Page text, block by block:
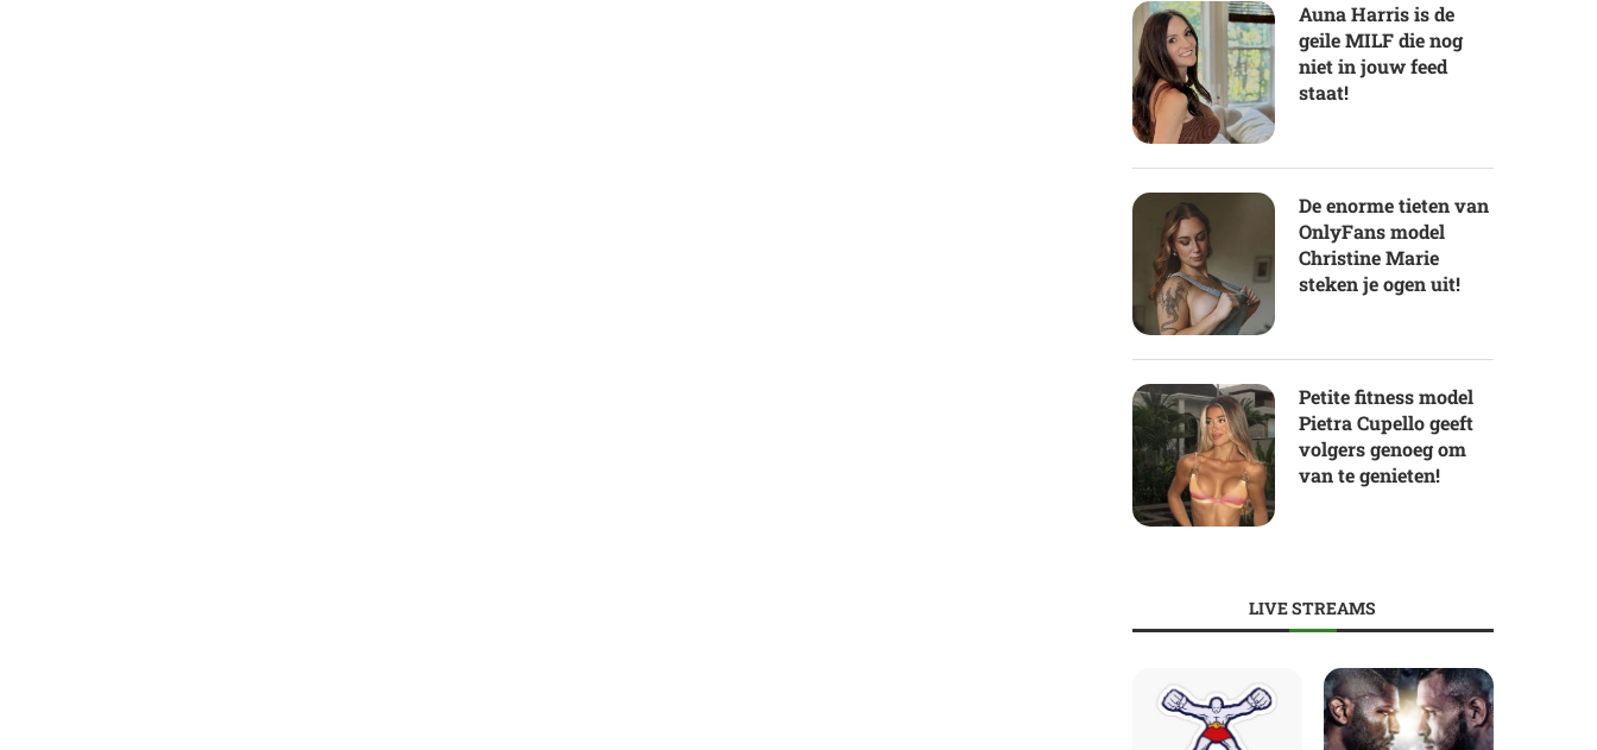
Auna Harris is de
geile MILF die nog
niet in jouw feed
staat!
De enorme tieten van
OnlyFans model
Christine Marie
steken je ogen uit!
Petite fitness model
Pietra Cupello geeft
volgers genoeg om
van te genieten!
LIVE STREAMS